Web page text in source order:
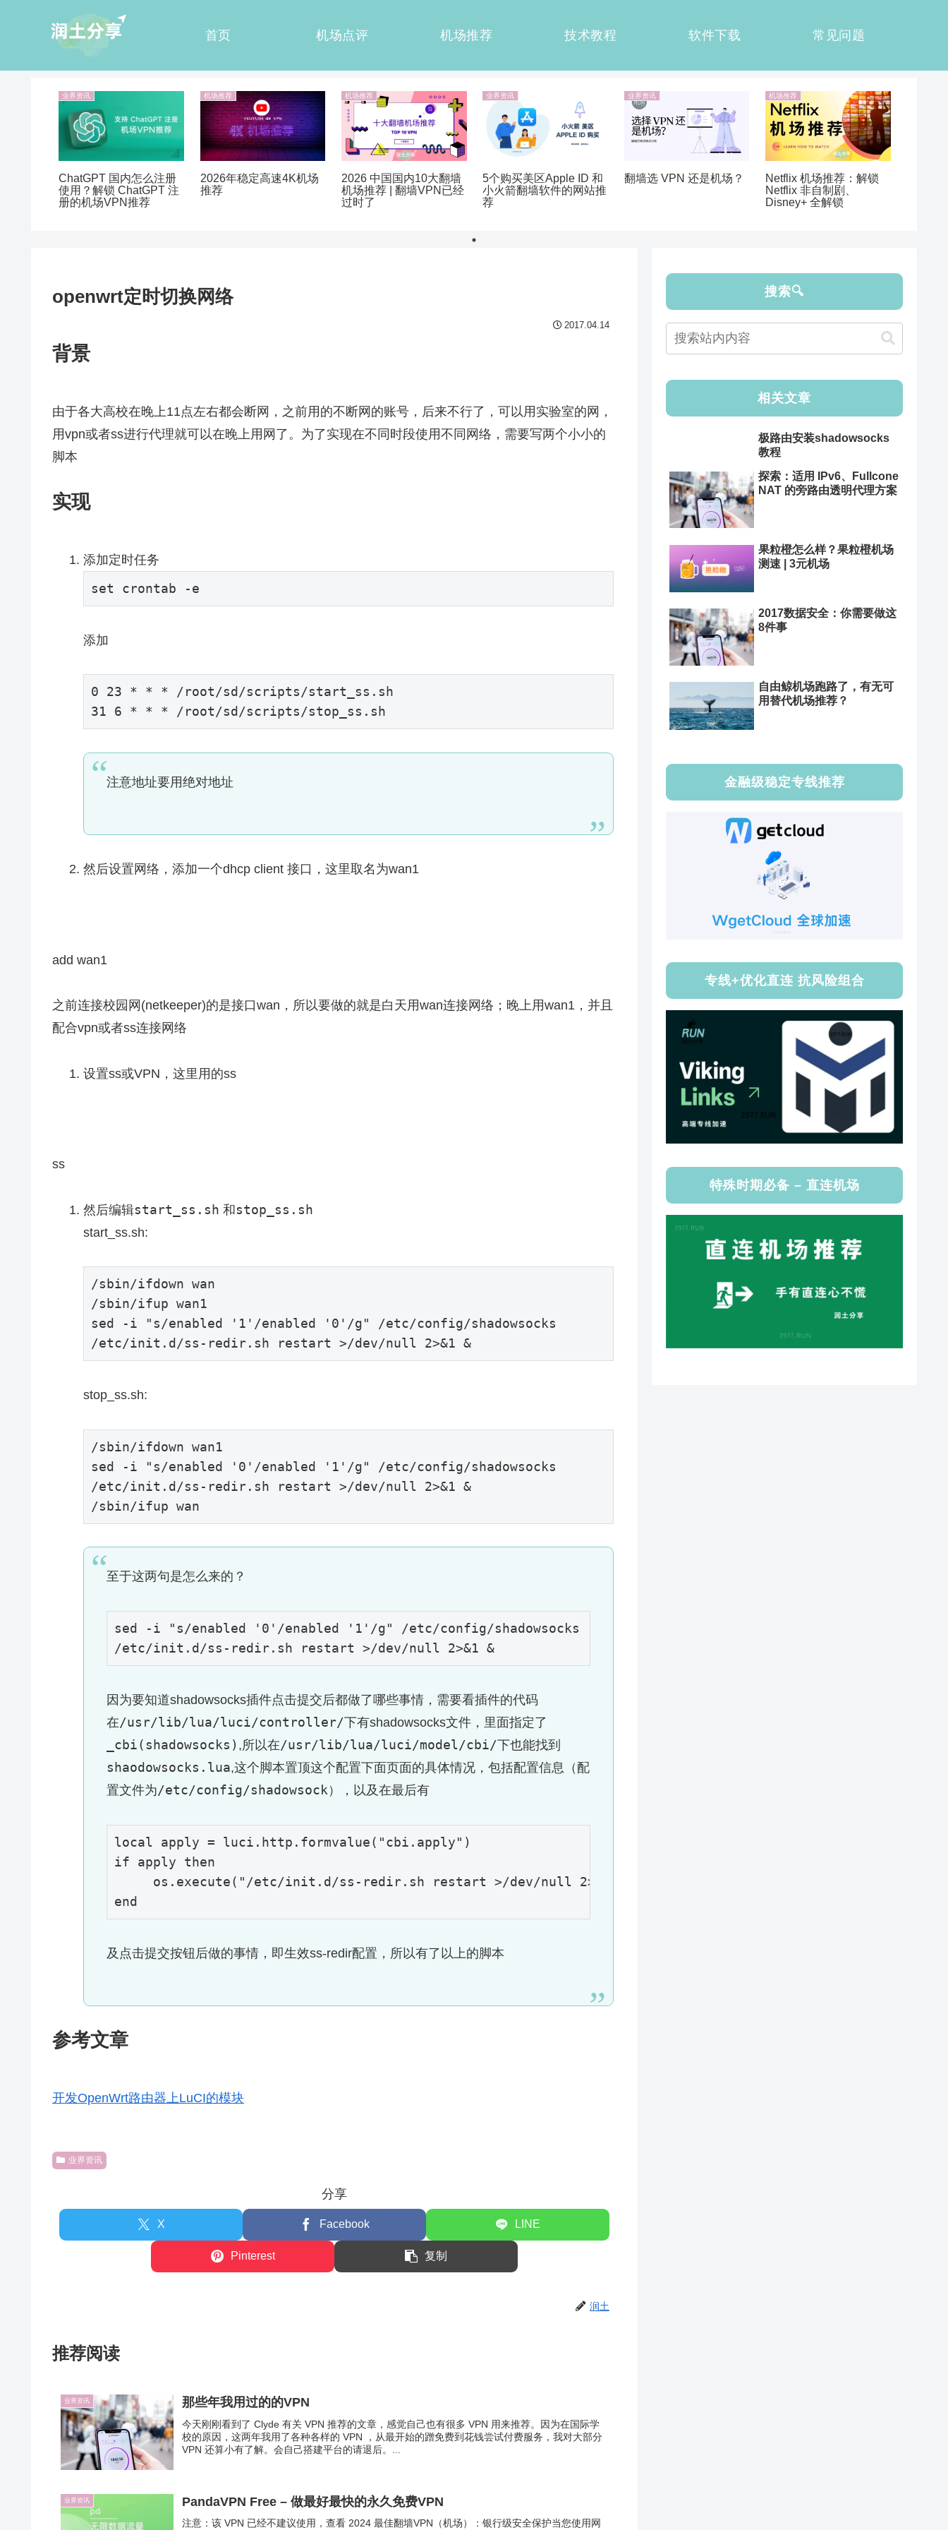
首页 机场点评 机场推荐 技术教程 软件下载 常见问题
业界资讯
ChatGPT 国内怎么注册
使用？解锁 ChatGPT 注
册的机场VPN推荐
机场推荐
2026年稳定高速4K机场
推荐
机场推荐
2026 中国国内10大翻墙
机场推荐 | 翻墙VPN已经
过时了
业界资讯
5个购买美区Apple ID 和
小火箭翻墙软件的网站推
荐
业界资讯
翻墙选 VPN 还是机场？
机场推荐
Netflix 机场推荐：解锁
Netflix 非自制剧、
Disney+ 全解锁
openwrt定时切换网络
2017.04.14
背景
由于各大高校在晚上11点左右都会断网，之前用的不断网的账号，后来不行了，可以用实验室的网，
用vpn或者ss进行代理就可以在晚上用网了。为了实现在不同时段使用不同网络，需要写两个小小的
脚本
实现
添加定时任务
set crontab -e
添加
0 23
31 6 * * * /root/sd/scripts/stop_ss.sh
注意地址要用绝对地址
然后设置网络，添加一个dhcp client 接口，这里取名为wan1
add wan1
之前连接校园网(netkeeper)的是接口wan，所以要做的就是白天用wan连接网络；晚上用wan1，并且
配合vpn或者ss连接网络
设置ss或VPN，这里用的ss
ss
然后编辑start_ss.sh 和stop_ss.sh
start_ss.sh:
/sbin/
/sbin/ifup wan1
sed -i
"s/enabled '1'/enabled '0'/g" /etc/
/etc/init.d/ss-redir.sh restart >/dev/null 2>&1 &
stop_ss.sh:
/sbin/ifdown wan1
sed -i
"s/enabled '0'/enabled '1'/g" /etc/
/etc/init.d/ss-redir.sh restart >/dev/null 2>&1
&
/sbin/ifup wan
至于这两句是怎么来的？
sed -i "s/enabled '0'/enabled '1'/g" /etc/
/etc/init.d/ss-redir.sh restart >/dev/null 2>&1 &
因为要知道shadowsocks插件点击提交后都做了哪些事情，需要看插件的代码
在/usr/lib/lua/luci/controller/下有shadowsocks文件，里面指定了
_cbi(shadowsocks) ,所以在/usr/lib/lua/luci/model/cbi/下也能找到
shaodowsocks.lua,这个脚本置顶这个配置下面页面的具体情况，包括配置信息（配
置文件为/etc/config/shadowsock），以及在最后有
local apply = luci.http.formvalue( "cbi.apply"
if
apply
then
     os.execute(
"/etc/init.d/ss-redir.sh restart >/dev/null 2>&1 &"
end
及点击提交按钮后做的事情，即生效ss-redir配置，所以有了以上的脚本
参考文章
开发OpenWrt路由器上LuCI的模块
业界资讯
分享
X Facebook LINE
Pinterest 复制
润土
推荐阅读
业界资讯 那些年我用过的的VPN
今天刚刚看到了 Clyde 有关 VPN 推荐的文章，感觉自己也有很多 VPN 用来推荐。因为在国际学
校的原因，这两年我用了各种各样的 VPN ，从最开始的蹭免费到花钱尝试付费服务，我对大部分
VPN 还算小有了解。会自己搭建平台的请退后。...
业界资讯 PandaVPN Free – 做最好最快的永久免费VPN
注意：该 VPN 已经不建议使用，查看 2024 最佳翻墙VPN（机场）：银行级安全保护当您使用网
搜索🔍
相关文章
极路由安装shadowsocks
教程
探索：适用 IPv6、Fullcone
NAT 的旁路由透明代理方案
果粒橙怎么样？果粒橙机场
测速 | 3元机场
2017数据安全：你需要做这
8件事
自由鲸机场跑路了，有无可
用替代机场推荐？
金融级稳定专线推荐
专线+优化直连 抗风险组合
特殊时期必备 – 直连机场